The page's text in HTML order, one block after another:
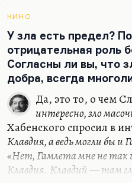
менял там что-то,
Может быть, портил, не
в…
КИНО
У зла есть предел?
отрицательная роль
Согласны ли вы, что
добра, всегда
Да, это то, о чем
интересно, зло
Хабенского спросил в
Клавдия, а ведь могли бы и
«Нет, Гамлета мне не так
Клавдия. Клавдий — там